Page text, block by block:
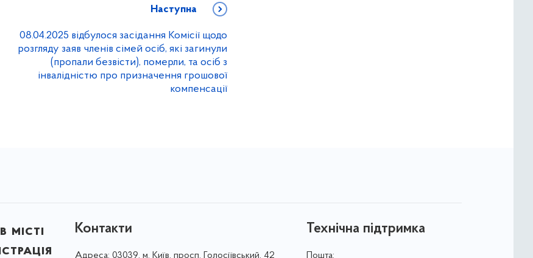
Наступна
08.04.2025 відбулося засідання Комісії щодо
розгляду заяв членів сімей осіб, які загинули
(пропали безвісти), померли, та осіб з
інвалідністю про призначення грошової
компенсації
місті
Контакти
Адреса: 03039, м. Київ, просп. Голосіївський, 42
Технічна підтримка
Пошта: